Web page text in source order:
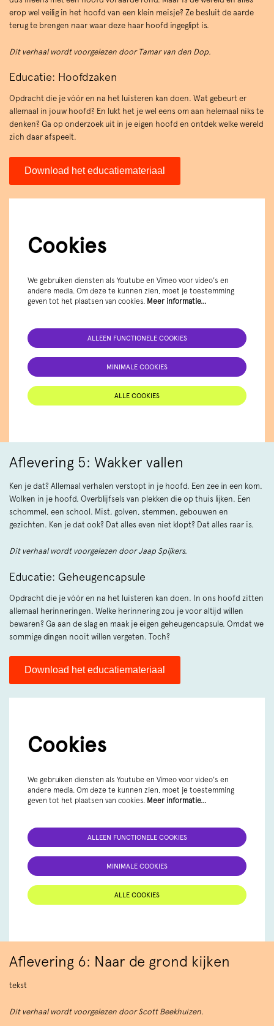
erop wel veilig in het hoofd van een klein meisje? Ze besluit de aarde
terug te brengen naar waar deze haar hoofd ingeglipt is.
Dit verhaal wordt voorgelezen door Tamar van den Dop.
Educatie: Hoofdzaken
Opdracht die je vóór en na het luisteren kan doen. Wat gebeurt er
allemaal in jouw hoofd? En lukt het je wel eens om aan helemaal niks te
denken? Ga op onderzoek uit in je eigen hoofd en ontdek welke wereld
zich daar afspeelt.
Download het educatiemateriaal
Cookies
We gebruiken diensten als Youtube en Vimeo voor video's en
andere media. Om deze te kunnen zien, moet je toestemming
geven tot het plaatsen van cookies. Meer informatie…
ALLEEN FUNCTIONELE COOKIES
MINIMALE COOKIES
ALLE COOKIES
Aflevering 5: Wakker vallen
Ken je dat? Allemaal verhalen verstopt in je hoofd. Een zee in een kom.
Wolken in je hoofd. Overblijfsels van plekken die op thuis lijken. Een
schommel, een school. Mist, golven, stemmen, gebouwen en
gezichten. Ken je dat ook? Dat alles even niet klopt? Dat alles raar is.
Dit verhaal wordt voorgelezen door Jaap Spijkers.
Educatie: Geheugencapsule
Opdracht die je vóór en na het luisteren kan doen. In ons hoofd zitten
allemaal herinneringen. Welke herinnering zou je voor altijd willen
bewaren? Ga aan de slag en maak je eigen geheugencapsule. Omdat we
sommige dingen nooit willen vergeten. Toch?
Download het educatiemateriaal
Cookies
We gebruiken diensten als Youtube en Vimeo voor video's en
andere media. Om deze te kunnen zien, moet je toestemming
geven tot het plaatsen van cookies. Meer informatie…
ALLEEN FUNCTIONELE COOKIES
MINIMALE COOKIES
ALLE COOKIES
Aflevering 6: Naar de grond kijken
tekst
Dit verhaal wordt voorgelezen door Scott Beekhuizen.